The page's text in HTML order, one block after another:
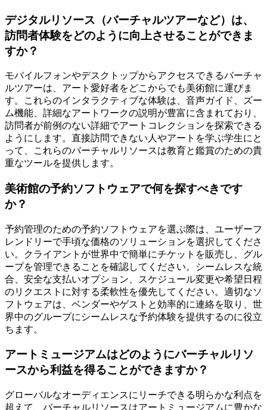
デジタルリソース（バーチャルツアーなど）は、
訪問者体験をどのように向上させることができま
すか？
モバイルフォンやデスクトップからアクセスできるバーチャ
ルツアーは、アート愛好者をどこからでも美術館に運びま
す。これらのインタラクティブな体験は、音声ガイド、ズー
ム機能、詳細なアートワークの説明が豊富に含まれており、
訪問者が前例のない詳細でアートコレクションを探索できる
ようにします。直接訪問できない人やアートを学ぶ学生にと
って、これらのバーチャルリソースは教育と鑑賞のための貴
重なツールを提供します。
美術館の予約ソフトウェアで何を探すべきです
か？
予約管理のための予約ソフトウェアを選ぶ際は、ユーザーフ
レンドリーで手頃な価格のソリューションを選択してくださ
い。クライアントが世界中で簡単にチケットを販売し、グル
ープを管理できることを確認してください。シームレスな統
合、安全な支払いオプション、スケジュール変更や希望日程
のリクエストに対する柔軟性を優先してください。適切なソ
フトウェアは、ベンダーやゲストと効率的に連絡を取り、世
界中のグループにシームレスな予約体験を提供するのに役立
ちます。
アートミュージアムはどのようにバーチャルリソ
ースから利益を得ることができますか？
グローバルなオーディエンスにリーチできる明らかな利点を
超えて、バーチャルリソースはアートミュージアムに豊かな